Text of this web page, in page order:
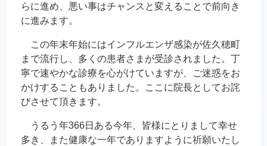
らに進め、悪い事はチャンスと変えることで前向き
に進みます。
この年末年始にはインフルエンザ感染が佐久穂町
まで流行し、多くの患者さまが受診されました。丁
寧で速やかな診療を心がけていますが、ご迷惑をお
かけすることもありました。ここに院長としてお詫
びさせて頂きます。
うるう年366日ある今年、皆様にとりまして幸せ
多き、また健康な一年でありますように祈願いたし